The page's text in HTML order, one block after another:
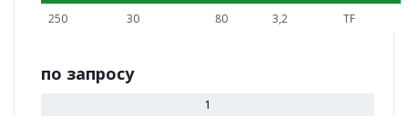
250 30 80 3,2 TF
по запросу